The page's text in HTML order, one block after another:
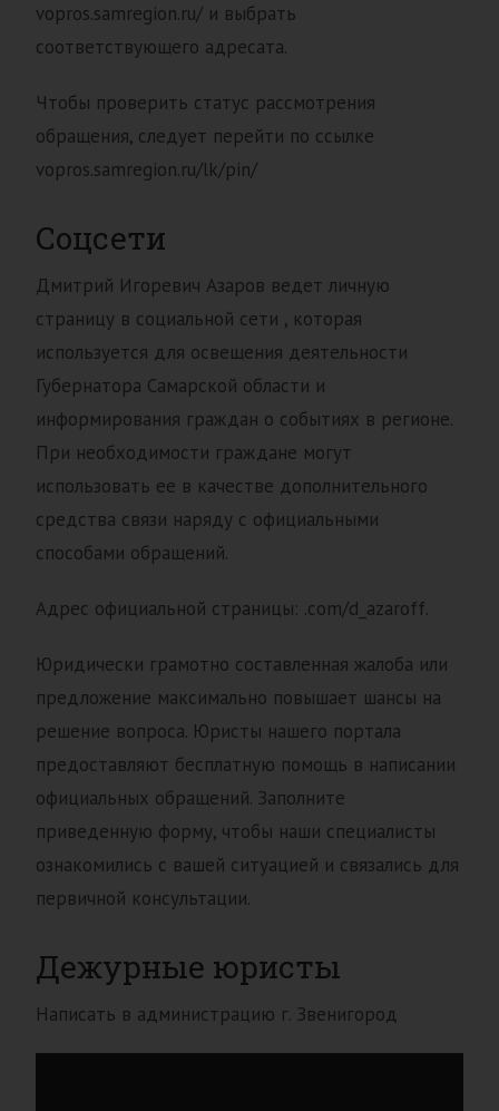
vopros.samregion.ru/ и выбрать
соответствующего адресата.
Чтобы проверить статус рассмотрения
обращения, следует перейти по ссылке
vopros.samregion.ru/lk/pin/
Соцсети
Дмитрий Игоревич Азаров ведет личную
страницу в социальной сети , которая
используется для освещения деятельности
Губернатора Самарской области и
информирования граждан о событиях в регионе.
При необходимости граждане могут
использовать ее в качестве дополнительного
средства связи наряду с официальными
способами обращений.
Адрес официальной страницы: .com/d_azaroff.
Юридически грамотно составленная жалоба или
предложение максимально повышает шансы на
решение вопроса. Юристы нашего портала
предоставляют бесплатную помощь в написании
официальных обращений. Заполните
приведенную форму, чтобы наши специалисты
ознакомились с вашей ситуацией и связались для
первичной консультации.
Дежурные юристы
Написать в администрацию г. Звенигород